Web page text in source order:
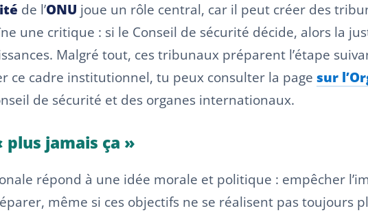
de l’ONU joue un rôle central, car il peut créer des
une critique : si le Conseil de sécurité décide, alors la
Malgré tout, ces tribunaux préparent l’étape
ce cadre institutionnel, tu peux consulter la page sur
de sécurité et des organes internationaux.
jamais ça »
répond à une idée morale et politique : empêcher
même si ces objectifs ne se réalisent pas toujours